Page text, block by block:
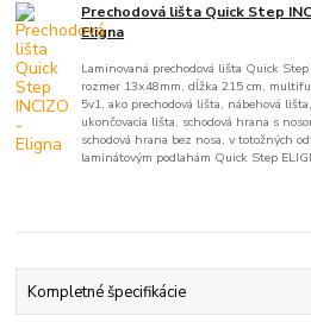
Prechodová lišta Quick Step
Eligna
Laminovaná prechodová lišta Quick
rozmer 13x48mm, dĺžka 215 cm,
5v1, ako prechodová lišta, nábehová lišta,
ukončovacia lišta, schodová hrana s
schodová hrana bez nosa, v totožných
laminátovým podlahám Quick Step
Kompletné špecifikácie